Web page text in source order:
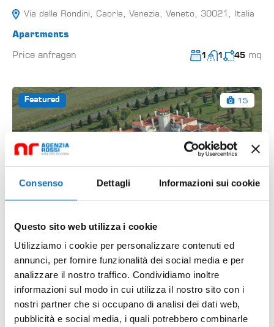
Consenso Dettagli Informazioni sui cookie
Questo sito web utilizza i cookie
Utilizziamo i cookie per personalizzare contenuti ed
annunci, per fornire funzionalità dei social media e per
analizzare il nostro traffico. Condividiamo inoltre
informazioni sul modo in cui utilizza il nostro sito con i
nostri partner che si occupano di analisi dei dati web,
pubblicità e social media, i quali potrebbero combinarle
Via delle Rondini, Caorle, Venezia, Veneto, 30021, Italia
Apartments
Price anfragen
1 1 45 mq
Featured 15
Amare Village Apartment
Via delle Rondini, Lido Altanea, Caorle, Venezia, Veneto,